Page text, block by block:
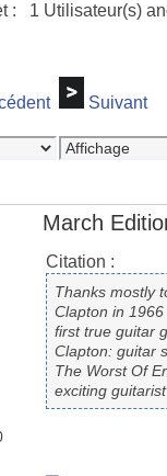
: 1 Utilisateur(s)
Suivant
March
Citation :
Thanks mostly
Clapton in
first true guitar
Clapton: guitar
The Worst Of
exciting